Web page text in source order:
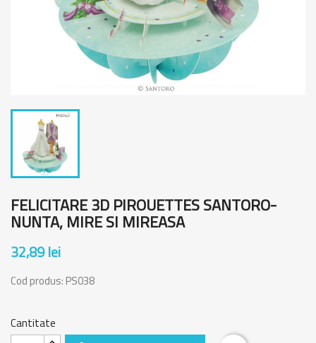
FELICITARE 3D PIROUETTES SANTORO-
NUNTA, MIRE SI MIREASA
32,89 lei
Cod produs: PS038
Cantitate